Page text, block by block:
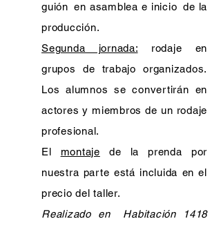
guión en asamblea e inicio de la
producción.
Segunda jornada: rodaje en
grupos de trabajo organizados.
Los alumnos se convertirán en
actores y miembros de un rodaje
profesional.
El montaje de la prenda por
nuestra parte está incluida en el
precio del taller.
Realizado en
Habitación 1418